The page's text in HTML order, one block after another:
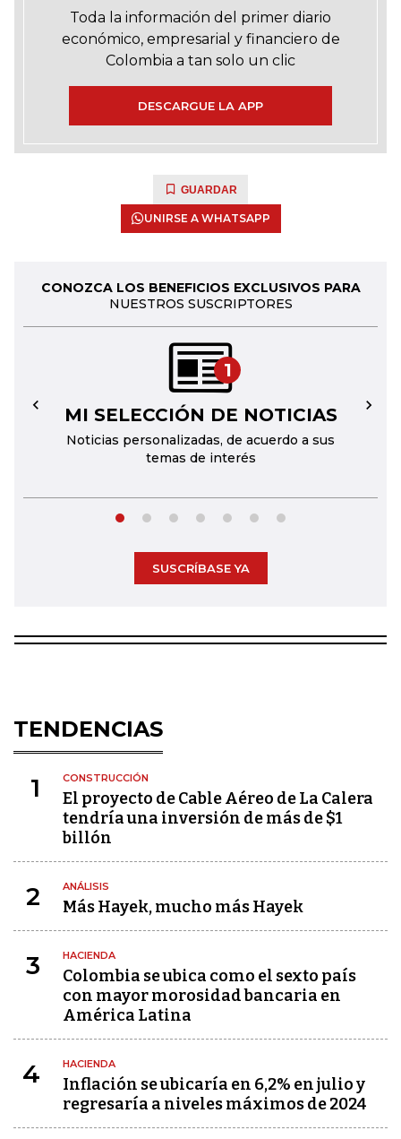
Toda la información del primer diario
económico, empresarial y financiero de
Colombia a tan solo un clic
DESCARGUE LA APP
GUARDAR
UNIRSE A WHATSAPP
CONOZCA LOS BENEFICIOS EXCLUSIVOS PARA
NUESTROS SUSCRIPTORES
1
MI SELECCIÓN DE NOTICIAS
Noticias personalizadas, de acuerdo a sus
temas de interés
← →
SUSCRÍBASE YA
TENDENCIAS
1 CONSTRUCCIÓN
El proyecto de Cable Aéreo de La Calera
tendría una inversión de más de $1
billón
2 ANÁLISIS
Más Hayek, mucho más Hayek
3 HACIENDA
Colombia se ubica como el sexto país
con mayor morosidad bancaria en
América Latina
4 HACIENDA
Inflación se ubicaría en 6,2% en julio y
regresaría a niveles máximos de 2024